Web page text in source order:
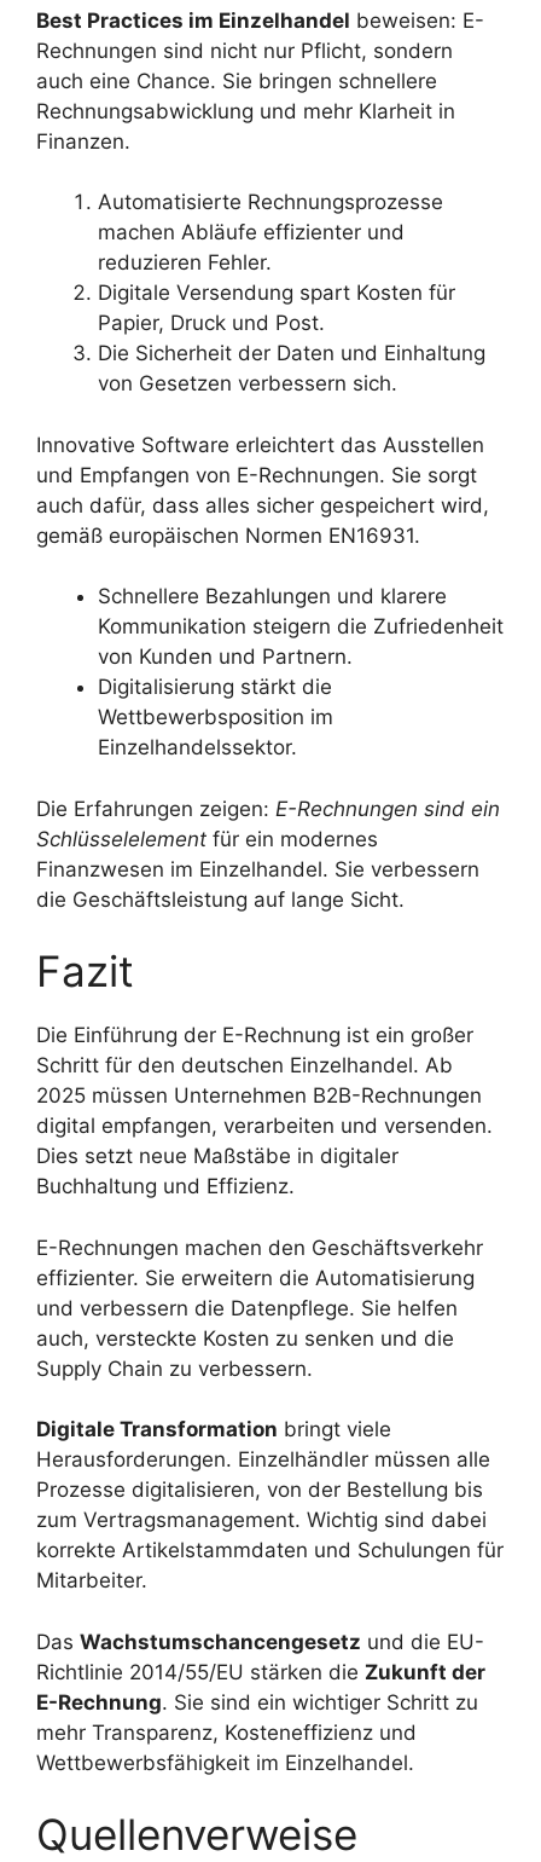
Best Practices im Einzelhandel beweisen: E-
Rechnungen sind nicht nur Pflicht, sondern
auch eine Chance. Sie bringen schnellere
Rechnungsabwicklung und mehr Klarheit in
Finanzen.
Automatisierte Rechnungsprozesse
machen Abläufe effizienter und
reduzieren Fehler.
Digitale Versendung spart Kosten für
Papier, Druck und Post.
Die Sicherheit der Daten und Einhaltung
von Gesetzen verbessern sich.
Innovative Software erleichtert das Ausstellen
und Empfangen von E-Rechnungen. Sie sorgt
auch dafür, dass alles sicher gespeichert wird,
gemäß europäischen Normen EN16931.
Schnellere Bezahlungen und klarere
Kommunikation steigern die Zufriedenheit
von Kunden und Partnern.
Digitalisierung stärkt die
Wettbewerbsposition im
Einzelhandelssektor.
Die Erfahrungen zeigen: E-Rechnungen sind ein
Schlüsselelement für ein modernes
Finanzwesen im Einzelhandel. Sie verbessern
die Geschäftsleistung auf lange Sicht.
Fazit
Die Einführung der E-Rechnung ist ein großer
Schritt für den deutschen Einzelhandel. Ab
2025 müssen Unternehmen B2B-Rechnungen
digital empfangen, verarbeiten und versenden.
Dies setzt neue Maßstäbe in digitaler
Buchhaltung und Effizienz.
E-Rechnungen machen den Geschäftsverkehr
effizienter. Sie erweitern die Automatisierung
und verbessern die Datenpflege. Sie helfen
auch, versteckte Kosten zu senken und die
Supply Chain zu verbessern.
Digitale Transformation bringt viele
Herausforderungen. Einzelhändler müssen alle
Prozesse digitalisieren, von der Bestellung bis
zum Vertragsmanagement. Wichtig sind dabei
korrekte Artikelstammdaten und Schulungen für
Mitarbeiter.
Das Wachstumschancengesetz und die EU-
Richtlinie 2014/55/EU stärken die Zukunft der
E-Rechnung. Sie sind ein wichtiger Schritt zu
mehr Transparenz, Kosteneffizienz und
Wettbewerbsfähigkeit im Einzelhandel.
Quellenverweise